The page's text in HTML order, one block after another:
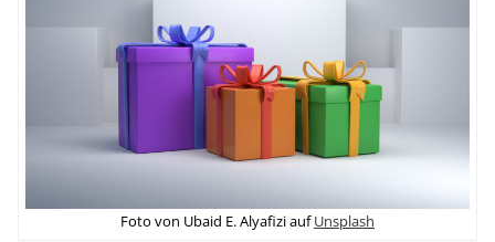
Foto von Ubaid E. Alyafizi aufUnsplash